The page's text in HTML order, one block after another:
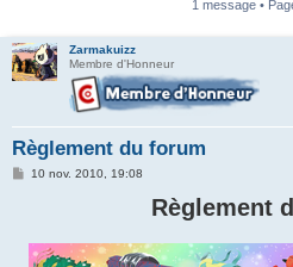
1 message •
Zarmakuizz
Membre d'Honneur
Règlement du forum
M
g
10 nov. 2010, 19:08
Règlement